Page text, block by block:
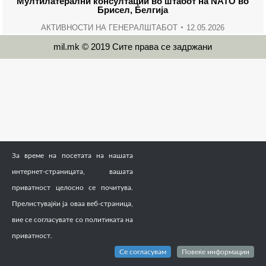
Брисел, Белгија
АКТИВНОСТИ НА ГЕНЕРАЛШТАБОТ 12.05.2026
mil.mk © 2019 Сите права се задржани
За време на посетата на нашата
интернет-страницата, вашата
приватност целосно се почитува.
Прелистувајќи ја оваа веб-страница,
вие се согласувате со политиката на
приватност.
Се согласувам Повеќе информации